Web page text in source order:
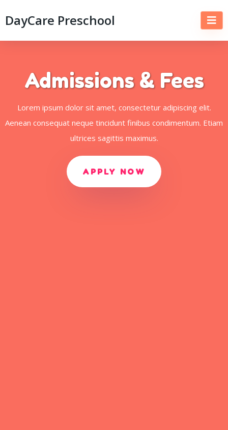
DayCare Preschool
Admissions & Fees
Lorem ipsum dolor sit amet, consectetur adipiscing elit.
Aenean consequat neque tincidunt finibus condimentum. Etiam
ultrices sagittis maximus.
APPLY NOW